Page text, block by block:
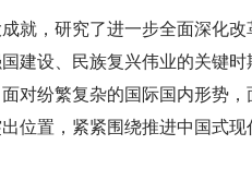
就，研究了进一步全面深化
建设、民族复兴伟业的关键
对纷繁复杂的国际国内形势
位置，紧紧围绕推进中国式